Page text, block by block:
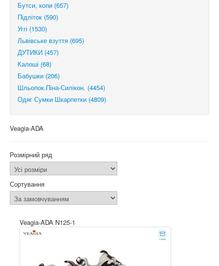
Бутси, копи (657)
Підліток (590)
Уггі (1530)
Львівське взуття (695)
ДУТИКИ (457)
Калоші (68)
Бабушки (206)
Шльопок.Піна-Силікон. (4454)
Одяг Сумки Шкарпетки (4809)
Veagia-ADA
Розмірний ряд
Сортування
Veagia-ADA N125-1